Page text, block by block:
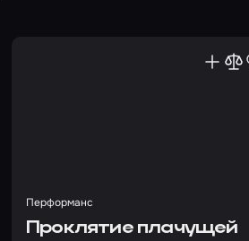
Перформанс
Проклятие плачущей